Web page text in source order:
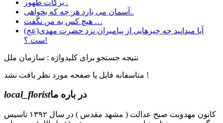
برکات ظهور .
آسمان می بارد هر چه که بخواهی..
هیچ کس به من نگفت …
آیا میدانید چه چیزهایی از پیامبران نزد حضرت مهدی(عج)
ست ؟!
نتیجه جستجو برای کلیدواژه : سازمان ملل
متاسفانه فایل یا صفحه مورد نظر یافت نشد !
local_floristدر باره ما
کانون مهدویت صبح عدالت ( مشهد مقدس ) در سال ۱۳۹۲ تاسیس